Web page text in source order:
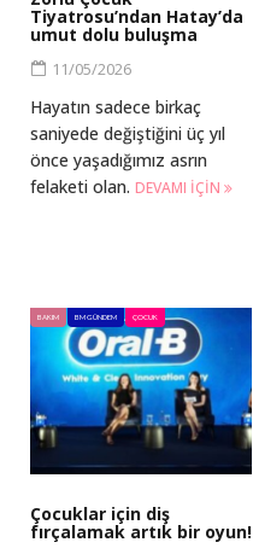
Tiyatrosu’ndan Hatay’da
umut dolu buluşma
11/05/2026
Hayatın sadece birkaç
saniyede değiştiğini üç yıl
önce yaşadığımız asrın
felaketi olan. DEVAMI IÇIN
BAKIM BM GÜNDEM ÇOCUK
Çocuklar için diş
fırçalamak artık bir oyun!